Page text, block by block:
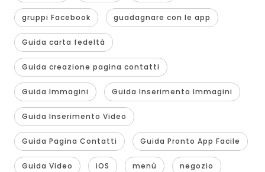
gruppi Facebook guadagnare con le app
Guida carta fedeltà
Guida creazione pagina contatti
Guida Immagini Guida Inserimento Immagini
Guida Inserimento Video
Guida Pagina Contatti Guida Pronto App Facile
Guida Video iOS menù negozio